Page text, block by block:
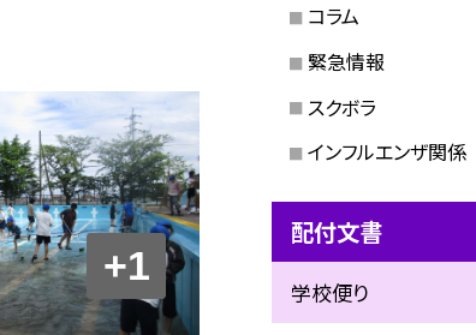
+1
コラム
緊急情報
スクボラ
インフルエンザ関係
配付文書
学校便り